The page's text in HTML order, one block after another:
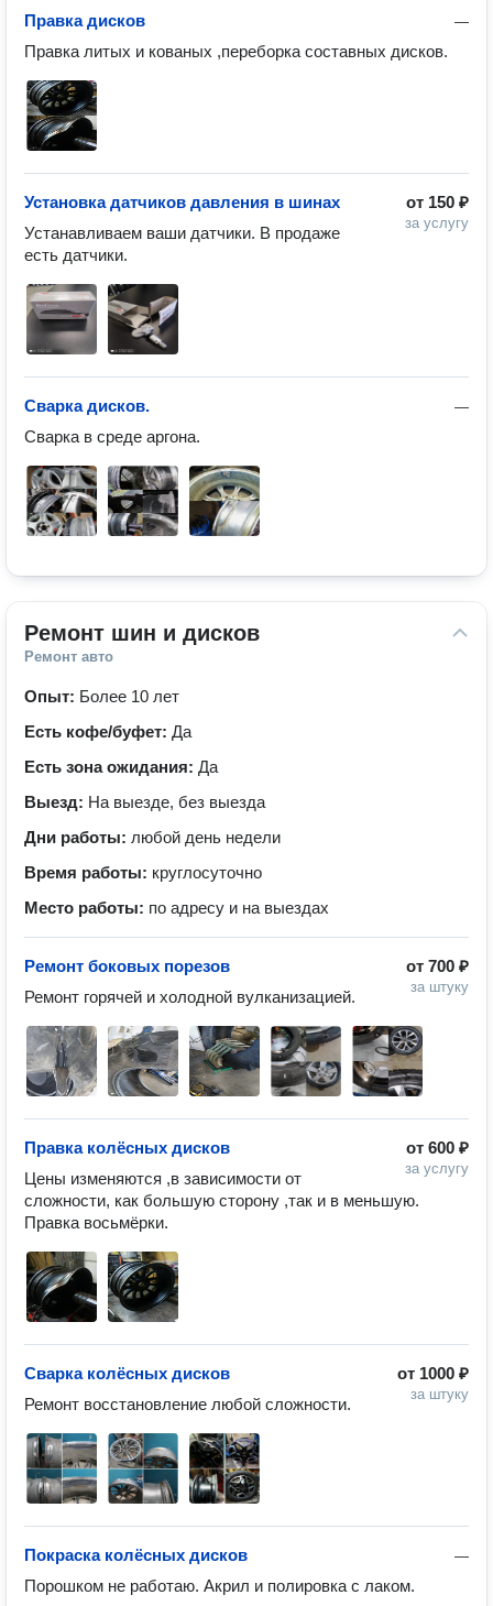
—
Правка дисков
Правка литых и кованых ,переборка составных дисков.
от 150 ₽
за услугу
Установка датчиков давления в шинах
Устанавливаем ваши датчики. В продаже
есть датчики.
—
Сварка дисков.
Сварка в среде аргона.
Ремонт шин и дисков
Ремонт авто
Опыт: Более 10 лет
Есть кофе/буфет: Да
Есть зона ожидания: Да
Выезд: На выезде, без выезда
Дни работы: любой день недели
Время работы: круглосуточно
Место работы: по адресу и на выездах
от 700 ₽
за штуку
Ремонт боковых порезов
Ремонт горячей и холодной вулканизацией.
от 600 ₽
за услугу
Правка колёсных дисков
Цены изменяются ,в зависимости от
сложности, как большую сторону ,так и в меньшую.
Правка восьмёрки.
от 1000 ₽
за штуку
Сварка колёсных дисков
Ремонт восстановление любой сложности.
—
Покраска колёсных дисков
Порошком не работаю. Акрил и полировка с лаком.